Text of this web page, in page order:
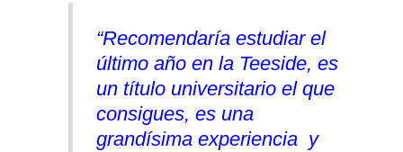
“Recomendaría estudiar el
último año en la Teeside, es
un título universitario el que
consigues, es una
grandísima experiencia y